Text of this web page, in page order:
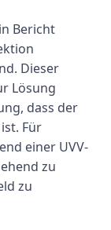
Bericht
Dieser
Lösung
dass der
Für
einer UVV-
zu
zu